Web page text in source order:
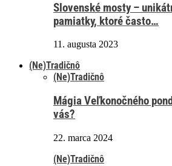
Slovenské mosty –
pamiatky, ktoré často…
11. augusta 2023
(Ne)Tradičnô
(Ne)Tradičnô
Mágia Veľkonočného
vás?
22. marca 2024
(Ne)Tradičnô